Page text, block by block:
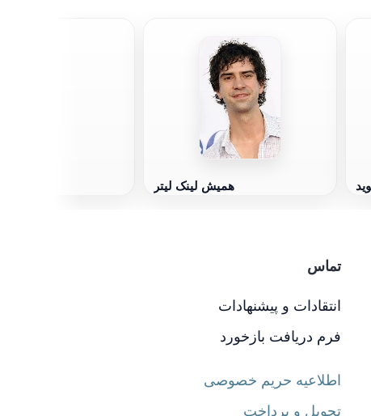
همیش لینک لیتر
تماس
انتقادات و پیشنهادات
فرم دریافت بازخورد
اطلاعیه حریم خصوصی
تحویل و پرداخت